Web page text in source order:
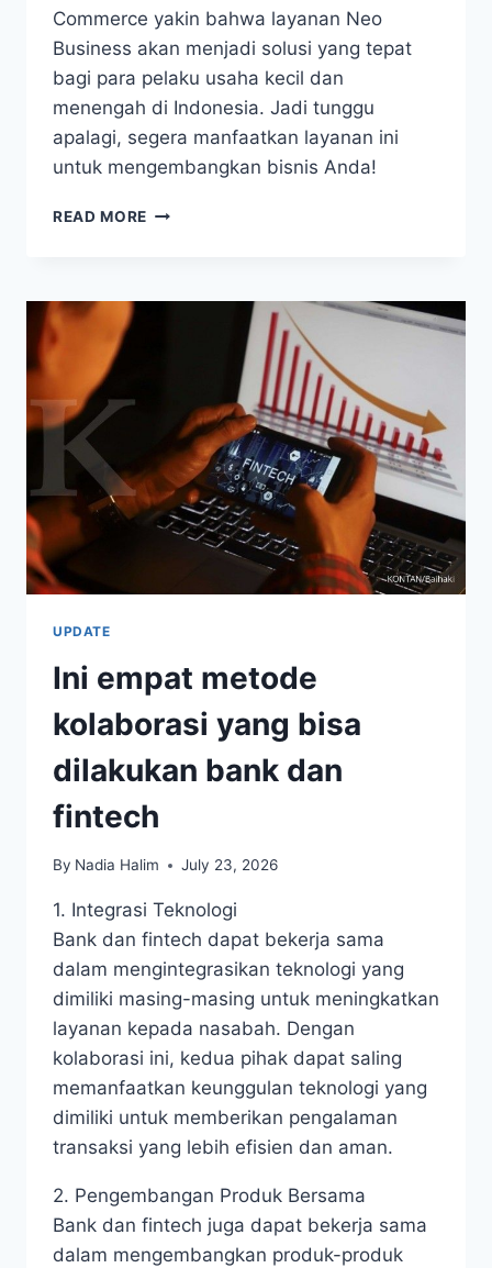
Commerce yakin bahwa layanan Neo
Business akan menjadi solusi yang tepat
bagi para pelaku usaha kecil dan
menengah di Indonesia. Jadi tunggu
apalagi, segera manfaatkan layanan ini
untuk mengembangkan bisnis Anda!
READ MORE PERKUAT
BANK
BUSINESS
UPDATE
Ini empat metode
kolaborasi yang bisa
dilakukan bank dan
fintech
By Nadia Halim July 23, 2026
1. Integrasi Teknologi
Bank dan fintech dapat bekerja sama
dalam mengintegrasikan teknologi yang
dimiliki masing-masing untuk meningkatkan
layanan kepada nasabah. Dengan
kolaborasi ini, kedua pihak dapat saling
memanfaatkan keunggulan teknologi yang
dimiliki untuk memberikan pengalaman
transaksi yang lebih efisien dan aman.
2. Pengembangan Produk Bersama
Bank dan fintech juga dapat bekerja sama
dalam mengembangkan produk-produk